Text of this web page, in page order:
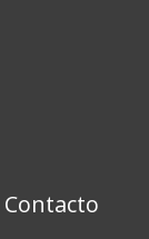
Contacto